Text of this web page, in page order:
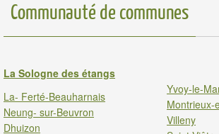
Communauté de communes
La Sologne des étangs
La- Ferté-Beauharnais
Neung- sur-Beuvron
Dhuizon
Yvoy-le-
Montrieux-
Villeny